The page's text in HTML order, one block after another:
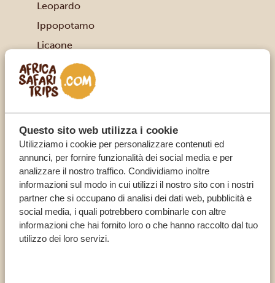
Questo sito web utilizza i cookie
Utilizziamo i cookie per personalizzare contenuti ed
annunci, per fornire funzionalità dei social media e per
analizzare il nostro traffico. Condividiamo inoltre
informazioni sul modo in cui utilizzi il nostro sito con i nostri
partner che si occupano di analisi dei dati web, pubblicità e
social media, i quali potrebbero combinarle con altre
informazioni che hai fornito loro o che hanno raccolto dal tuo
utilizzo dei loro servizi.
Leopardo
Ippopotamo
Licaone
Fenicottero
DA SAPERE SUL PARCO NAZIONALE
MAKGADIKGADI PANS
Il parco si estende su quasi 4.000 chilometri
quadrati ed è parte di un sistema di saline molto
più vasto
Il paesaggio è caratterizzato da ampie distese
saline, praterie e iconici baobab, testimonianza
di un antico lago che un tempo copriva gran
parte della regione, e dalle rive verdeggianti del
fiume Boteti, rigogliose tutto l’anno.